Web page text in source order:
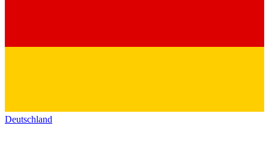
Deutschland